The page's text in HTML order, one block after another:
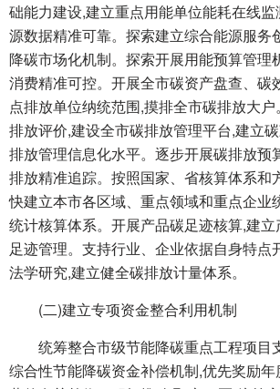
础能力建设,建立重点用能单位能耗在线
源数据精准可靠。探索建立综合能源服务
降碳市场化机制。探索开展用能预算管理
消费精准可控。开展全市碳资产盘查、碳
点排放单位纳统范围,摸排全市碳排放大
排放评价,建设全市碳排放管理平台,建立
排放管理信息化水平。逐步开展碳排放预
排放精准追踪。按照国家、省核算体系和
快建立本市各区域、重点领域和重点企业
统计核算体系。开展产品碳足迹核算,建
足迹管理。支持行业、企业依据自身特点
法学研究,建立健全碳排放计量体系。
(二)建立专项资金整合利用机制
统筹整合市级节能降碳重点工程项目
综合性节能降碳资金补偿机制,优先奖励